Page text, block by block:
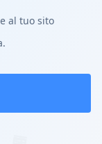
al tuo sito